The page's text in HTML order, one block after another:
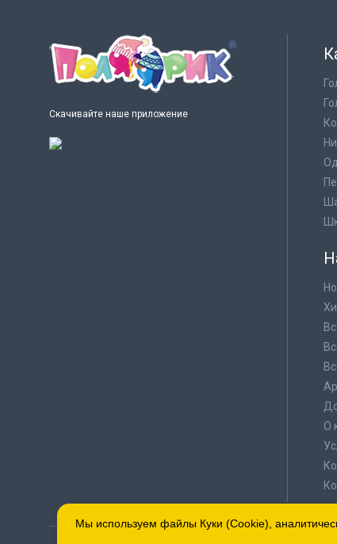
Скачивайте наше приложение
О
Мы используем файлы Куки (Cookie),